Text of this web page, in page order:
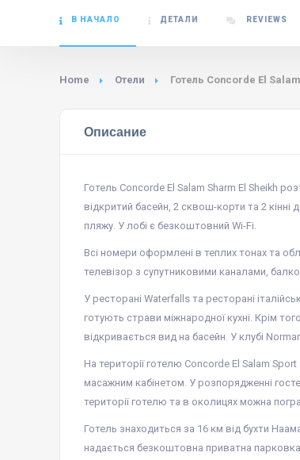
В НАЧАЛО ДЕТАЛИ REVIEWS
Home Отели Готель Concorde El
Описание
Готель Concorde El Salam Sharm El Sheikh
відкритий басейн, 2 сквош-корти та 2
пляжу. У лобі є безкоштовний Wi-Fi.
Всі номери оформлені в теплих тонах та
телевізор з супутниковими каналами,
У ресторані Waterfalls та ресторані
готують страви міжнародної кухні. Крім
відкривається вид на басейн. У клубі
На території готелю Concorde El Salam
масажним кабінетом. У розпорядженні
території готелю та в околицях можна
Готель знаходиться за 16 км від бухти
надається безкоштовна приватна